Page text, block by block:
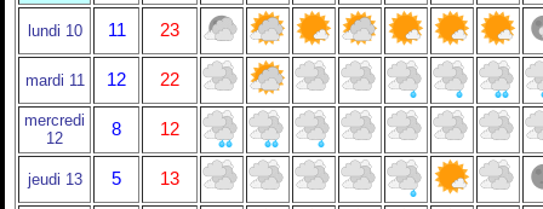
lundi 10 11 23
mardi 11 12 22
mercredi
12
8 12
jeudi 13 5 13